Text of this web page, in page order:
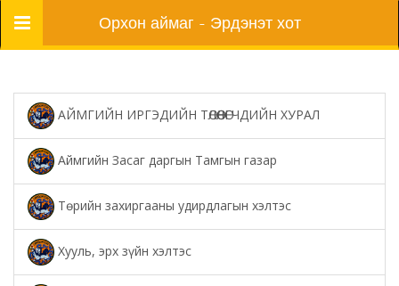
Цэс Орхон аймаг - Эрдэнэт хот
АЙМГИЙН ИРГЭДИЙН ТӨЛӨӨЛӨГЧДИЙН ХУРАЛ
Аймгийн Засаг даргын Тамгын газар
Төрийн захиргааны удирдлагын хэлтэс
Хууль, эрх зүйн хэлтэс